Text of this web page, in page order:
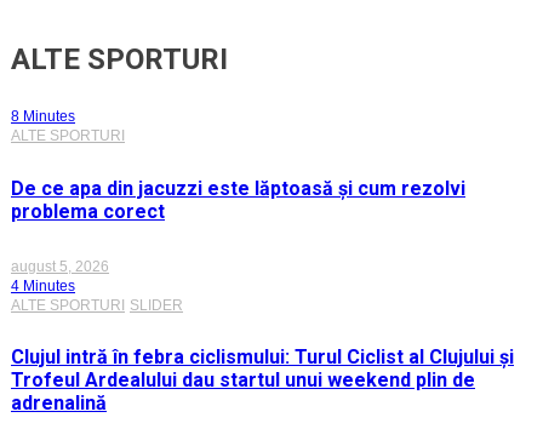
ALTE SPORTURI
8 Minutes
ALTE SPORTURI
De ce apa din jacuzzi este lăptoasă și cum rezolvi
problema corect
august 5, 2026
4 Minutes
ALTE SPORTURI SLIDER
Clujul intră în febra ciclismului: Turul Ciclist al Clujului și
Trofeul Ardealului dau startul unui weekend plin de
adrenalină